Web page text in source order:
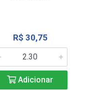
R$ 30,75
Adicionar